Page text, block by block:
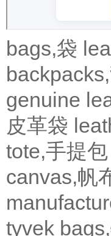
bags,袋
genuine
皮革袋
tote,手提包
canvas,帆
tyvek